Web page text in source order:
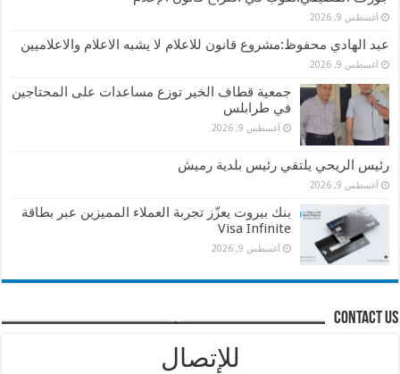
أغسطس 9, 2026
عبد الهادي محفوظ:مشروع قانون للاعلام لا يشبه الاعلام والاعلاميين
أغسطس 9, 2026
جمعية قطاف الخير توزع مساعدات على المحتاجين
في طرابلس
أغسطس 9, 2026
رئيس الريحي يلتقي رئيس بلدية رميش
أغسطس 9, 2026
بنك بيروت يعزّز تجربة العملاء المميزين عبر بطاقة
Visa Infinite
أغسطس 9, 2026
contact us
للإتصال